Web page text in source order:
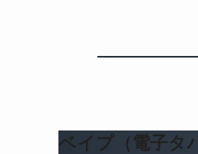
ベイプ（電子タ